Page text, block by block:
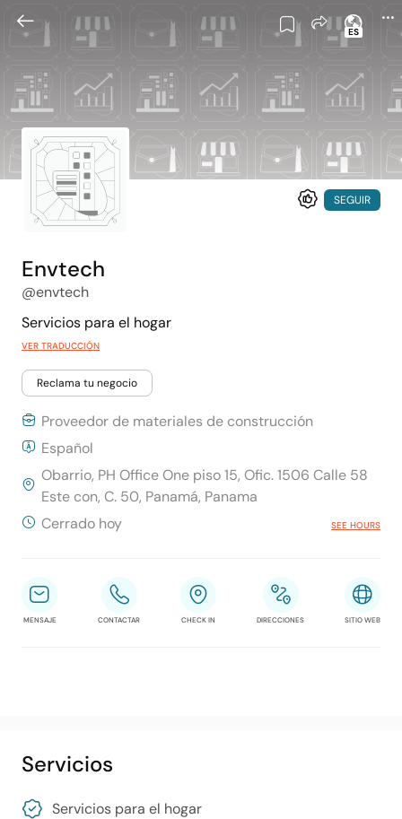
ES
SEGUIR
Envtech
@envtech
Servicios para el hogar
VER TRADUCCIÓN
Reclama tu negocio
Proveedor de materiales de construcción
Español
Obarrio, PH Office One piso 15, Ofic. 1506 Calle 58
Este con, C. 50, Panamá, Panama
Cerrado hoy
SEE HOURS
MENSAJE CONTACTAR CHECK IN DIRECCIONES SITIO WEB
Servicios
Servicios para el hogar